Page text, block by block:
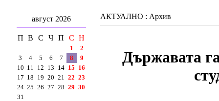
август 2026
П В С Ч П С Н
1
2
3
4 5 6 7 8
9
10 11 12 13 14 15 16
17 18 19 20 21 22 23
24 25 26 27 28 29 30
31
АКТУАЛНО : Архив
Държавата